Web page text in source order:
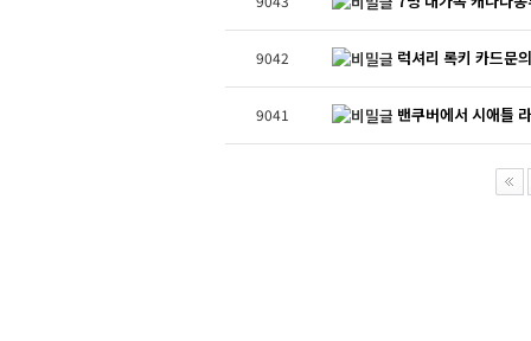
9042 럭셔리 록키 카드문의
9041 밴쿠버에서 시애틀